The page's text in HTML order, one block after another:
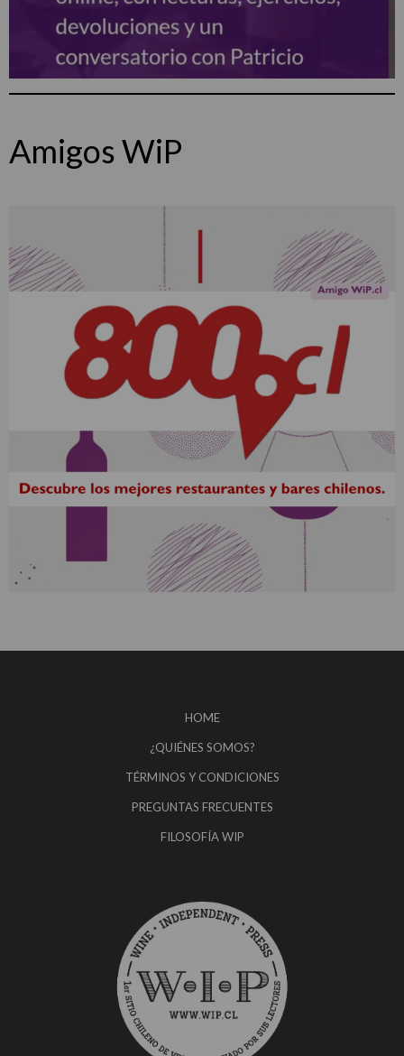
Amigos WiP
HOME
¿QUIÉNES SOMOS?
TÉRMINOS Y CONDICIONES
PREGUNTAS FRECUENTES
FILOSOFÍA WIP